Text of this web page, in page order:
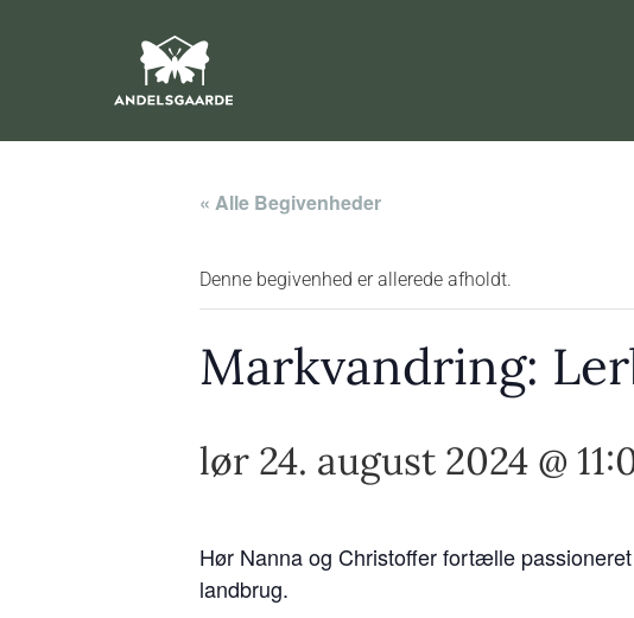
« Alle Begivenheder
Denne begivenhed er allerede afholdt.
Markvandring:
lør 24. august 2024 @
Hør Nanna og Christoffer fortælle
landbrug.